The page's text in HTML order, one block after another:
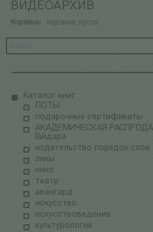
ВИДЕОАРХИВ
Корзина: Корзина пуста
Каталог книг
ЛОТЫ
подарочные сертификаты
АКАДЕМИЧЕСКАЯ РАСПРОДАЖА ВШЭ /
Гайдара
издательство порядок слов
зины
кино
театр
авангард
искусство
искусствоведение
культурология